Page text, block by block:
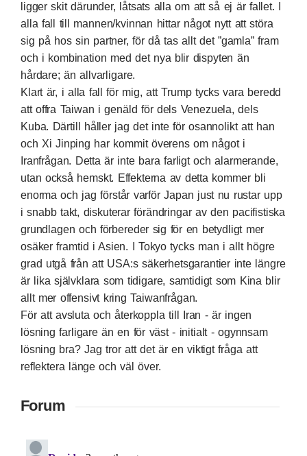
ligger skit därunder, låtsats alla om att så ej är fallet. I
alla fall till mannen/kvinnan hittar något nytt att störa
sig på hos sin partner, för då tas allt det ”gamla” fram
och i kombination med det nya blir dispyten än
hårdare; än allvarligare.
Klart är, i alla fall för mig, att Trump tycks vara beredd
att offra Taiwan i genäld för dels Venezuela, dels
Kuba. Därtill håller jag det inte för osannolikt att han
och Xi Jinping har kommit överens om något i
Iranfrågan. Detta är inte bara farligt och alarmerande,
utan också hemskt. Effekterna av detta kommer bli
enorma och jag förstår varför Japan just nu rustar upp
i snabb takt, diskuterar förändringar av den pacifistiska
grundlagen och förbereder sig för en betydligt mer
osäker framtid i Asien. I Tokyo tycks man i allt högre
grad utgå från att USA:s säkerhetsgarantier inte längre
är lika självklara som tidigare, samtidigt som Kina blir
allt mer offensivt kring Taiwanfrågan.
För att avsluta och återkoppla till Iran - är ingen
lösning farligare än en för väst - initialt - ogynnsam
lösning bra? Jag tror att det är en viktigt fråga att
reflektera länge och väl över.
Forum